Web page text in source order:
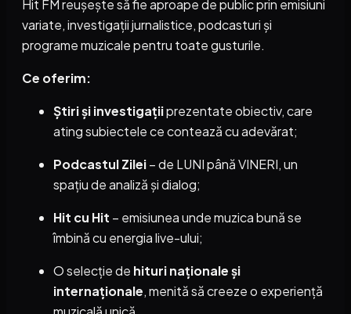
Hit FM reușește să fie aproape de public prin emisiuni
variate, investigații jurnalistice, podcasturi și
programe muzicale pentru toate gusturile.
Ce oferim:
Știri și investigațiiprezentate obiectiv, care
ating subiectele ce contează cu adevărat;
Podcastul Zilei– de LUNI până VINERI, un
spațiu de analiză și dialog;
Hit cu Hit – emisiunea unde muzica bună se
îmbină cu energia live-ului;
O selecție de hituri naționale și
internaționale, menită să creeze o experiență